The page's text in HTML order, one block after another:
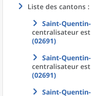
Liste des cantons :
Saint-
centralisateur est
(02691)
Saint-
centralisateur est
(02691)
Saint-